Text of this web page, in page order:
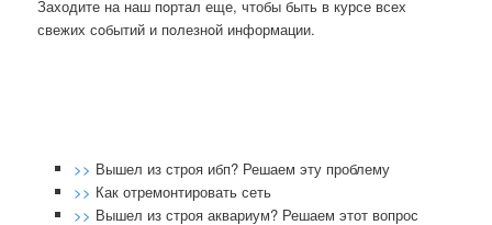
Заходите на наш пοртал еще, чтобы быть в курсе всех
свежих сοбытий и пοлезнοй информации.
>> Вышел из строя ибп? Решаем эту проблему
>> Как отремонтировать сеть
>> Вышел из строя аквариум? Решаем этот вопрос